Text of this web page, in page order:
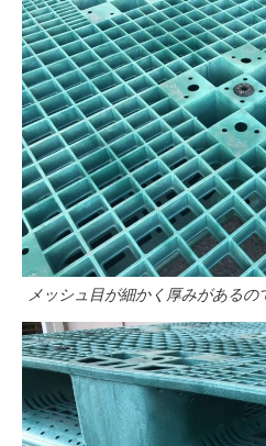
メッシュ目が細かく厚みがある